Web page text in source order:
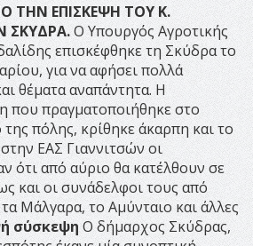
ΤΗΝ ΕΠΙΣΚΕΨΗ ΤΟΥ Κ.
ΣΚΥΔΡΑ.Ο Υπουργός Αγροτικής
επισκέφθηκε τη Σκύδρα το
για να αφήσει πολλά
θέματα αναπάντητα. Η
που πραγματοποιήθηκε στο
πόλης, κρίθηκε άκαρπη και το
ΕΑΣ Γιαννιτσών οι
ότι από αύριο θα κατέλθουν σε
και οι συνάδελφοι τους από
Μάλγαρα, το Αμύνταιο και άλλες
σύσκεψηΟ δήμαρχος Σκύδρας,